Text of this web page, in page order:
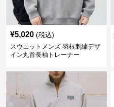
¥5,020 (税込)
スウェットメンズ 羽根刺繍デザ
イン丸首長袖トレーナー